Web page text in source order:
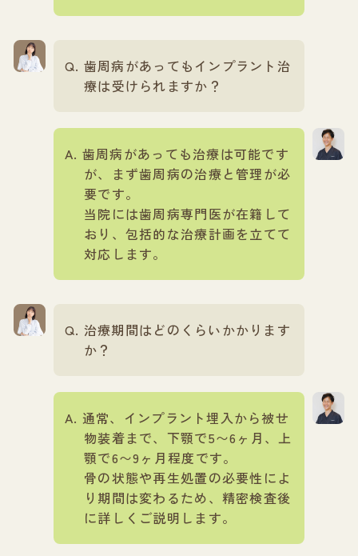
歯周病があってもインプラント治
療は受けられますか？
歯周病があっても治療は可能です
が、まず歯周病の治療と管理が必
要です。
当院には歯周病専門医が在籍して
おり、包括的な治療計画を立てて
対応します。
治療期間はどのくらいかかります
か？
通常、インプラント埋入から被せ
物装着まで、下顎で5〜6ヶ月、上
顎で6〜9ヶ月程度です。
骨の状態や再生処置の必要性によ
り期間は変わるため、精密検査後
に詳しくご説明します。